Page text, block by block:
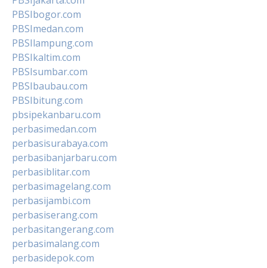
PBSIbogor.com
PBSImedan.com
PBSIlampung.com
PBSIkaltim.com
PBSIsumbar.com
PBSIbaubau.com
PBSIbitung.com
pbsipekanbaru.com
perbasimedan.com
perbasisurabaya.com
perbasibanjarbaru.com
perbasiblitar.com
perbasimagelang.com
perbasijambi.com
perbasiserang.com
perbasitangerang.com
perbasimalang.com
perbasidepok.com